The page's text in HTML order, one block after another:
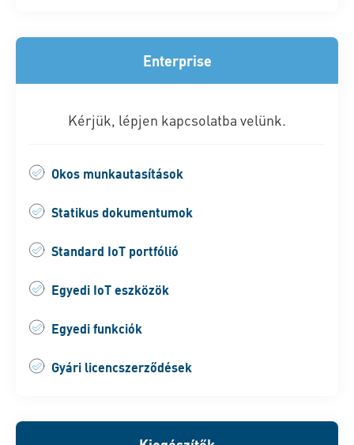
Enterprise
Kérjük, lépjen kapcsolatba velünk.
Okos munkautasítások
Statikus dokumentumok
Standard IoT portfólió
Egyedi IoT eszközök
Egyedi funkciók
Gyári licencszerződések